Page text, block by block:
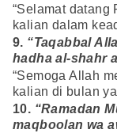
“Selamat datang
kalian dalam
9. “Taqabbal
hadha al-shahr
“Semoga Allah
kalian di bulan
10. “Ramadan
maqboolan wa